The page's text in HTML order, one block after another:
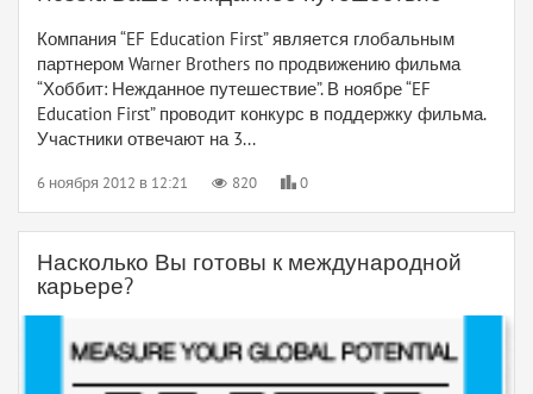
Компания “EF Education First” является глобальным
партнером Warner Brothers по продвижению фильма
“Хоббит: Нежданное путешествие”. В ноябре “EF
Education First” проводит конкурс в поддержку фильма.
Участники отвечают на 3...
6 ноября 2012 в 12:21 820 0
Насколько Вы готовы к международной
карьере?